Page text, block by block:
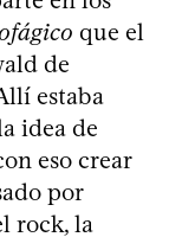
que el
de
estaba
idea de
eso crear
por
rock, la